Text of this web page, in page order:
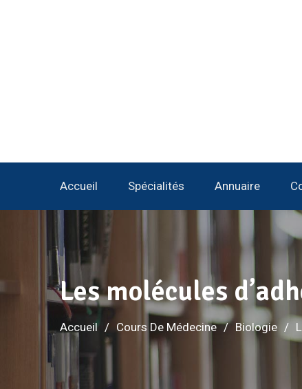
Accueil Spécialités Annuaire
Les molécules
Accueil Cours De Médecine Biologie